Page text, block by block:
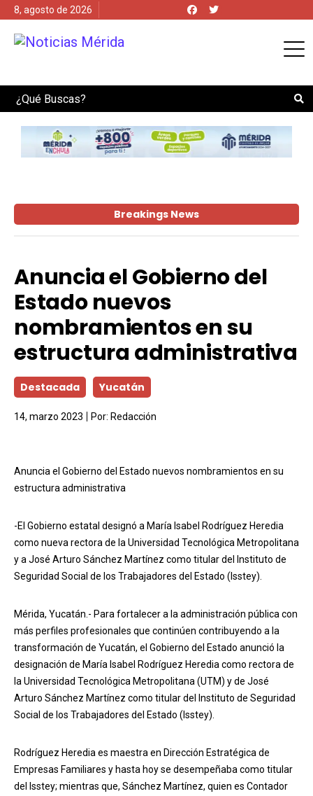
8, agosto de 2026
Search
Breakings News
Anuncia el Gobierno del
Estado nuevos
nombramientos en su
estructura administrativa
Destacada Yucatán
14, marzo 2023 Por: Redacción
Anuncia el Gobierno del Estado nuevos nombramientos en su
estructura administrativa
-El Gobierno estatal designó a María Isabel Rodríguez Heredia
como nueva rectora de la Universidad Tecnológica Metropolitana
y a José Arturo Sánchez Martínez como titular del Instituto de
Seguridad Social de los Trabajadores del Estado (Isstey).
Mérida, Yucatán.- Para fortalecer a la administración pública con
más perfiles profesionales que continúen contribuyendo a la
transformación de Yucatán, el Gobierno del Estado anunció la
designación de María Isabel Rodríguez Heredia como rectora de
la Universidad Tecnológica Metropolitana (UTM) y de José
Arturo Sánchez Martínez como titular del Instituto de Seguridad
Social de los Trabajadores del Estado (Isstey).
Rodríguez Heredia es maestra en Dirección Estratégica de
Empresas Familiares y hasta hoy se desempeñaba como titular
del Isstey; mientras que, Sánchez Martínez, quien es Contador